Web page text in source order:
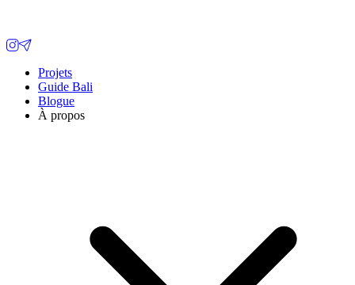
Projets
Guide Bali
Blogue
À propos